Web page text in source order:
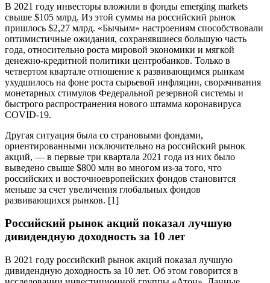
В 2021 году инвесторы вложили в фонды emerging markets
свыше $105 млрд. Из этой суммы на российский рынок
пришлось $2,27 млрд. «Бычьим» настроениям способствовали
оптимистичные ожидания, сохранявшиеся большую часть
года, относительно роста мировой экономики и мягкой
денежно-кредитной политики центробанков. Только в
четвертом квартале отношение к развивающимся рынкам
ухудшилось на фоне роста сырьевой инфляции, сворачивания
монетарных стимулов Федеральной резервной системы и
быстрого распространения нового штамма коронавируса
COVID-19.
Другая ситуация была со страновыми фондами,
ориентированными исключительно на российский рынок
акций, — в первые три квартала 2021 года из них было
выведено свыше $800 млн во многом из-за того, что
российских и восточноевропейских фондов становится
меньше за счет увеличения глобальных фондов
развивающихся рынков. [1]
Российский рынок акций показал лучшую
дивидендную доходность за 10 лет
В 2021 году российский рынок акций показал лучшую
дивидендную доходность за 10 лет. Об этом говорится в